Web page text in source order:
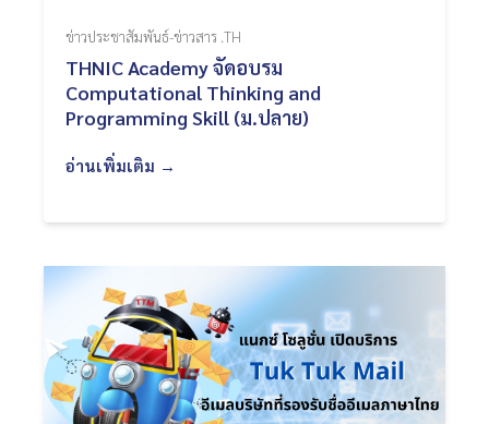
ข่าวประชาสัมพันธ์-ข่าวสาร .TH
THNIC Academy จัดอบรม
Computational Thinking and
Programming Skill (ม.ปลาย)
อ่านเพิ่มเติม →